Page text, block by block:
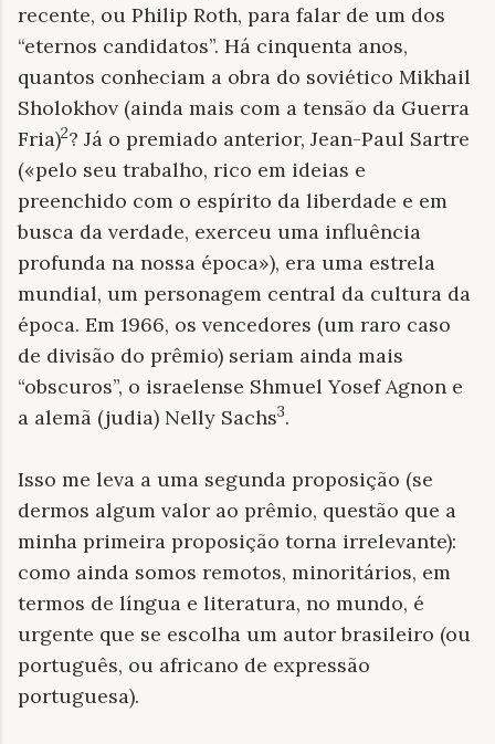
recente, ou Philip Roth, para falar de um dos
“eternos candidatos”. Há cinquenta anos,
quantos conheciam a obra do soviético Mikhail
Sholokhov (ainda mais com a tensão da Guerra
Fria)2? Já o premiado anterior, Jean-Paul Sartre
(«pelo seu trabalho, rico em ideias e
preenchido com o espírito da liberdade e em
busca da verdade, exerceu uma influência
profunda na nossa época»), era uma estrela
mundial, um personagem central da cultura da
época. Em 1966, os vencedores (um raro caso
de divisão do prêmio) seriam ainda mais
“obscuros”, o israelense Shmuel Yosef Agnon e
a alemã (judia) Nelly Sachs3.
Isso me leva a uma segunda proposição (se
dermos algum valor ao prêmio, questão que a
minha primeira proposição torna irrelevante):
como ainda somos remotos, minoritários, em
termos de língua e literatura, no mundo, é
urgente que se escolha um autor brasileiro (ou
português, ou africano de expressão
portuguesa).